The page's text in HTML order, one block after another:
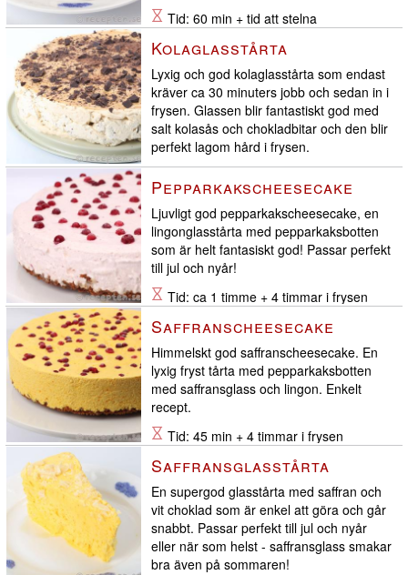
Tid: 60 min + tid att stelna
Kolaglasstårta
Lyxig och god kolaglasstårta som endast
kräver ca 30 minuters jobb och sedan in i
frysen. Glassen blir fantastiskt god med
salt kolasås och chokladbitar och den blir
perfekt lagom hård i frysen.
frysen
Pepparkakscheesecake
Ljuvligt god pepparkakscheesecake, en
lingonglasstårta med pepparkaksbotten
som är helt fantasiskt god! Passar perfekt
till jul och nyår!
Tid: ca 1 timme + 4 timmar i frysen
Saffranscheesecake
Himmelskt god saffranscheesecake. En
lyxig fryst tårta med pepparkaksbotten
med saffransglass och lingon. Enkelt
recept.
Tid: 45 min + 4 timmar i frysen
Saffransglasstårta
En supergod glasstårta med saffran och
vit choklad som är enkel att göra och går
snabbt. Passar perfekt till jul och nyår
eller när som helst - saffransglass smakar
bra även på sommaren!